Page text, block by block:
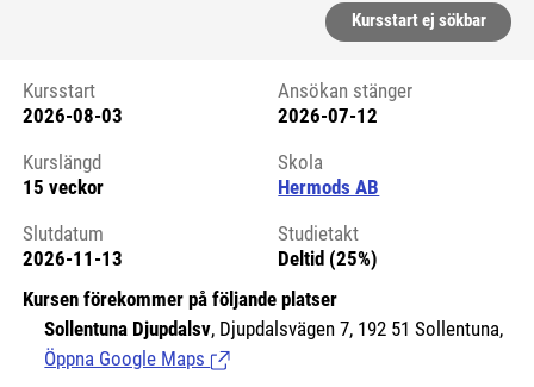
Kursstart ej sökbar
Kursstart 6180961
Kursstart
2026-08-03
Ansökan stänger
2026-07-12
Kurslängd
15 veckor
Skola
Hermods AB
Slutdatum
2026-11-13
Studietakt
Deltid (25%)
Kursen förekommer på följande platser
Sollentuna Djupdalsv, Djupdalsvägen 7, 192 51 Sollentuna,
Öppna Google Maps (Länk till extern sida.)